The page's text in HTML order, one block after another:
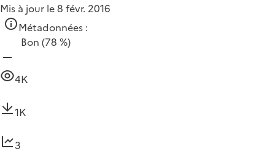
Mis à jour le 8 févr. 2016
Métadonnées :
Bon (78 %)
4K
1K
3